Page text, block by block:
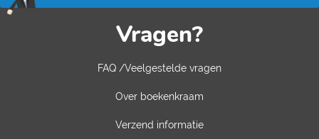
Vragen?
FAQ /Veelgestelde vragen
Over boekenkraam
Verzend informatie